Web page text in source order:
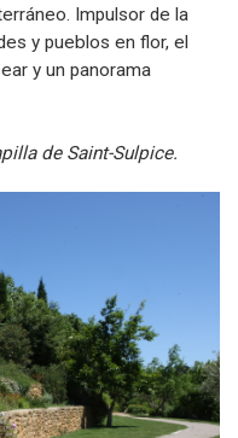
Impulsor de la
y pueblos en flor, el
y un panorama
de Saint-Sulpice.